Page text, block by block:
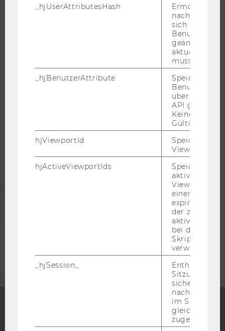
JOBS MIT WU-STUDIUM
Blog
_hjUserAttributesHash
Ermöglicht
sich ein
geändert hat
aktualisiert
muss.
_hjBenutzerAttribute
Speichert
über die
API gesendet
Keine
hjViewportId
Speichert
Viewport-
hjActiveViewportIds
Speichert die
aktiven
Viewports.
einen
der zur
aktiver
bei der
verwendet
_hjSession_
Enthält die
sicher, dass
im
gleichen
zugeordnet